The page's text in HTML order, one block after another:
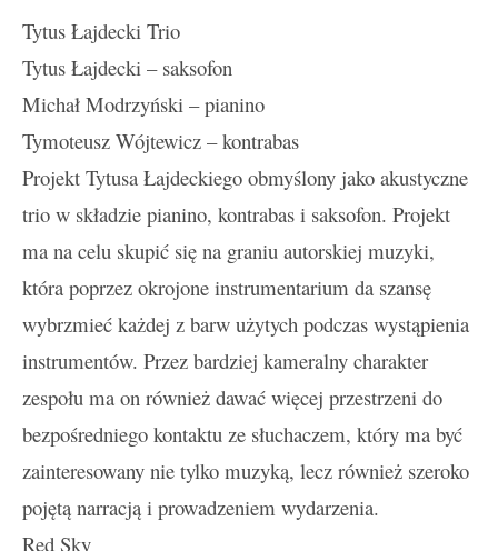
Tytus Łajdecki Trio
Tytus Łajdecki – saksofon
Michał Modrzyński – pianino
Tymoteusz Wójtewicz – kontrabas
Projekt Tytusa Łajdeckiego obmyślony jako akustyczne
trio w składzie pianino, kontrabas i saksofon. Projekt
ma na celu skupić się na graniu autorskiej muzyki,
która poprzez okrojone instrumentarium da szansę
wybrzmieć każdej z barw użytych podczas wystąpienia
instrumentów. Przez bardziej kameralny charakter
zespołu ma on również dawać więcej przestrzeni do
bezpośredniego kontaktu ze słuchaczem, który ma być
zainteresowany nie tylko muzyką, lecz również szeroko
pojętą narracją i prowadzeniem wydarzenia.
Red Sky